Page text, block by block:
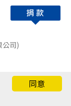
公司)
同意